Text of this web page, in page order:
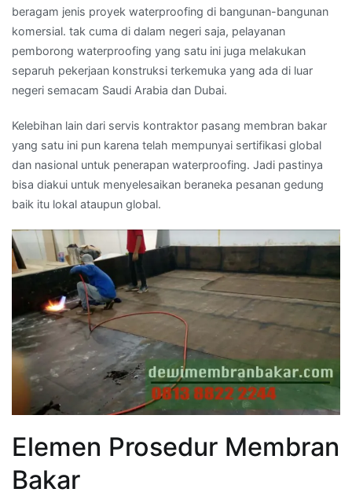
beragam jenis proyek waterproofing di bangunan-bangunan
komersial. tak cuma di dalam negeri saja, pelayanan
pemborong waterproofing yang satu ini juga melakukan
separuh pekerjaan konstruksi terkemuka yang ada di luar
negeri semacam Saudi Arabia dan Dubai.
Kelebihan lain dari servis kontraktor pasang membran bakar
yang satu ini pun karena telah mempunyai sertifikasi global
dan nasional untuk penerapan waterproofing. Jadi pastinya
bisa diakui untuk menyelesaikan beraneka pesanan gedung
baik itu lokal ataupun global.
Elemen Prosedur Membran
Bakar